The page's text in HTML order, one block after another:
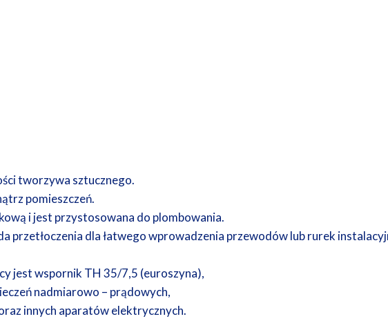
tworzywa sztucznego.
pomieszczeń.
i jest przystosowana do plombowania.
przetłoczenia dla łatwego wprowadzenia przewodów lub rurek
jest wspornik TH 35/7,5 (euroszyna),
nadmiarowo – prądowych,
innych aparatów elektrycznych.